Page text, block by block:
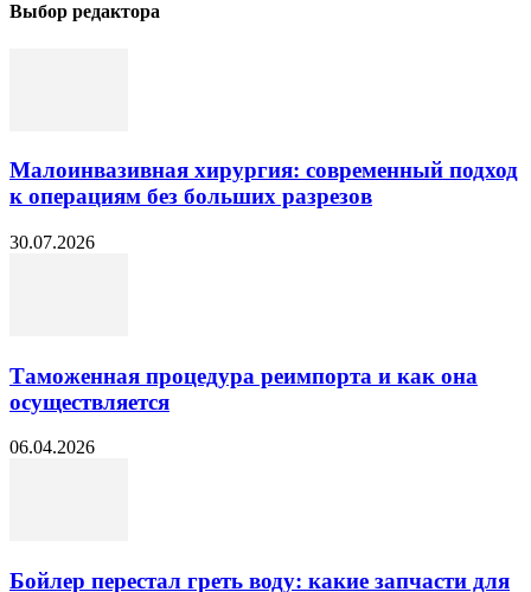
Выбор редактора
Малоинвазивная хирургия: современный подход
к операциям без больших разрезов
30.07.2026
Таможенная процедура реимпорта и как она
осуществляется
06.04.2026
Бойлер перестал греть воду: какие запчасти для